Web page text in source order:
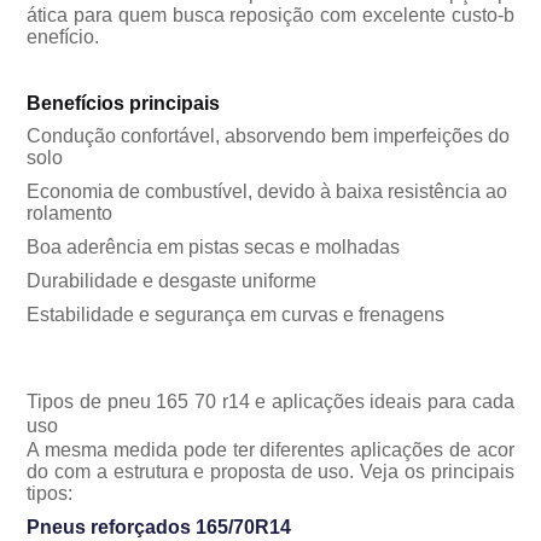
tica para quem busca reposição com excelente custo-b
enefício.
Benefícios principais
Condução confortável, absorvendo bem imperfeições do
solo
Economia de combustível, devido à baixa resistência ao
rolamento
Boa aderência em pistas secas e molhadas
Durabilidade e desgaste uniforme
Estabilidade e segurança em curvas e frenagens
Tipos de pneu 165 70 r14 e aplicações ideais para cada
uso
A mesma medida pode ter diferentes aplicações de acor
do com a estrutura e proposta de uso. Veja os principais
tipos:
Pneus reforçados 165/70R14